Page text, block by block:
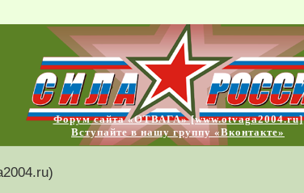
Форум сайта «ОТВАГА» [www.otvaga2004.ru]
Вступайте в нашу группу «Вконтакте»